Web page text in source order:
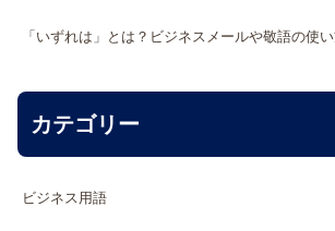
「いずれは」とは？ビジネスメールや敬語の使
カテゴリー
ビジネス用語